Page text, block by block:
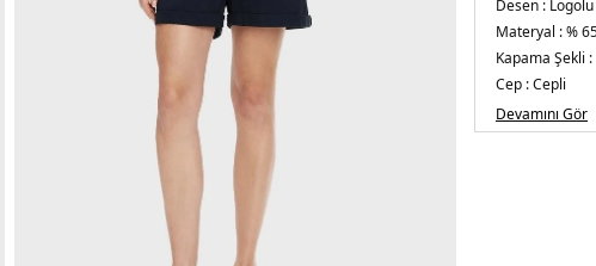
Desen : Logolu
Materyal :%
Kapama Şekli :
Cep :Cepli
Kalıp Bilgisi :
Üretim Yeri :
Devamını Gör